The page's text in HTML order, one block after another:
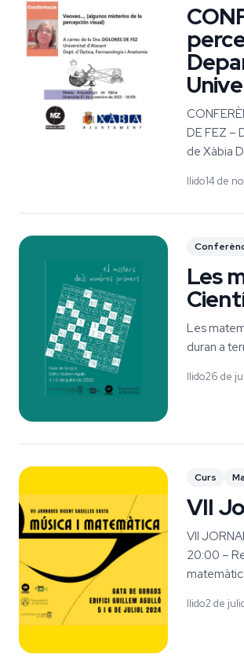
DE FEZ –
de Xàbia
llido14 de
Les
Les
duran a
llido26 de
Curs
VII
VII
20:00 –
llido2 de